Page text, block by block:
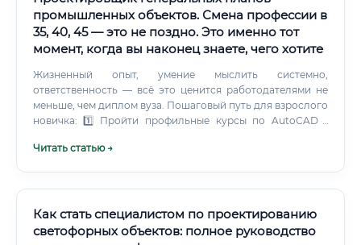
промышленных объектов. Смена профессии в
35, 40, 45 — это не поздно. Это именно тот
момент, когда вы наконец знаете, чего хотите
Жизненный опыт, умение мыслить системно,
ответственность — всё это ценится работодателями не
меньше, чем диплом вуза. Пошаговый путь для взрослого
новичка: 1️⃣ Пройти профильные курсы по AutoCAD /
базовые нормативные документы: СП 18.13330, СП
на реальных объектах под руководством наставника 6️⃣
Постепенно брать на себя самостоятельные разделы 7️⃣
Читать статью →
Как стать специалистом по проектированию
светофорных объектов: полное руководство